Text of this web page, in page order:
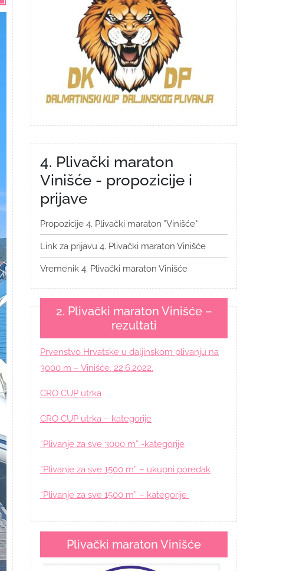
4. Plivački maraton
Vinišće - propozicije i
prijave
Propozicije 4. Plivački maraton "Vinišće"
Link za prijavu 4. Plivački maraton Vinišće
Vremenik 4. Plivački maraton Vinišće
2. Plivački maraton Vinišće –
rezultati
Prvenstvo Hrvatske u daljinskom plivanju na
3000 m – Vinišće, 22.6.2022.
CRO CUP utrka
CRO CUP utrka – kategorije
“Plivanje za sve 3000 m” -kategorije
“Plivanje za sve 1500 m” – ukupni poredak
“Plivanje za sve 1500 m” – kategorije
Plivački maraton Vinišće